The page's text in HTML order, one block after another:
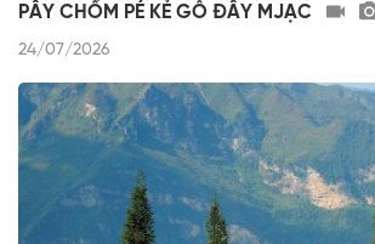
PÂY CHỒM PÉ KẺ GỖ ĐÂY MJẠC
24/07/2026